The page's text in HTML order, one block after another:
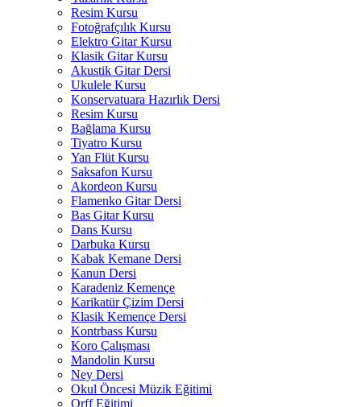
Resim Kursu
Fotoğrafçılık Kursu
Elektro Gitar Kursu
Klasik Gitar Kursu
Akustik Gitar Dersi
Ukulele Kursu
Konservatuara Hazırlık Dersi
Resim Kursu
Bağlama Kursu
Tiyatro Kursu
Yan Flüt Kursu
Saksafon Kursu
Akordeon Kursu
Flamenko Gitar Dersi
Bas Gitar Kursu
Dans Kursu
Darbuka Kursu
Kabak Kemane Dersi
Kanun Dersi
Karadeniz Kemençe
Karikatür Çizim Dersi
Klasik Kemençe Dersi
Kontrbass Kursu
Koro Çalışması
Mandolin Kursu
Ney Dersi
Okul Öncesi Müzik Eğitimi
Orff Eğitimi